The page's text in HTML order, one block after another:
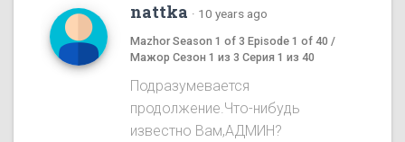
nattka · 10 years ago
Mazhor Season 1 of 3 Episode 1 of 40 /
Мажор Сезон 1 из 3 Серия 1 из 40
Подразумевается
продолжение.Что-нибудь
известно Вам,АДМИН?